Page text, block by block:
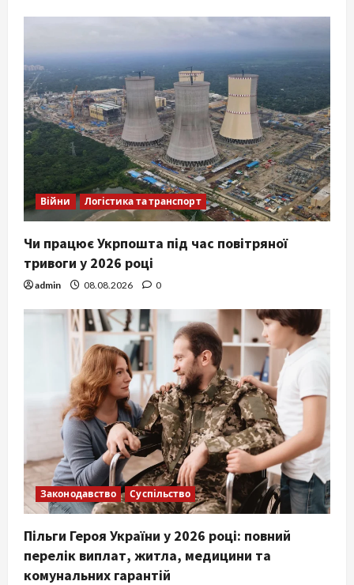
Війни Логістика та транспорт
Чи працює Укрпошта під час повітряної
тривоги у 2026 році
admin 08.08.2026 0
Законодавство Суспільство
Пільги Героя України у 2026 році: повний
перелік виплат, житла, медицини та
комунальних гарантій